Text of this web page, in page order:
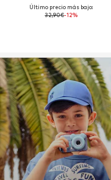
Último precio más bajo:
32,90€-12%